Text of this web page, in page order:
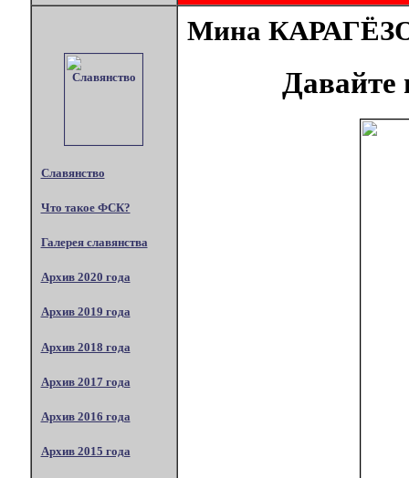
Славянство
Что такое ФСК?
Галерея славянства
Архив 2020 года
Архив 2019 года
Архив 2018 года
Архив 2017 года
Архив 2016 года
Архив 2015 года
Мина
Давайте